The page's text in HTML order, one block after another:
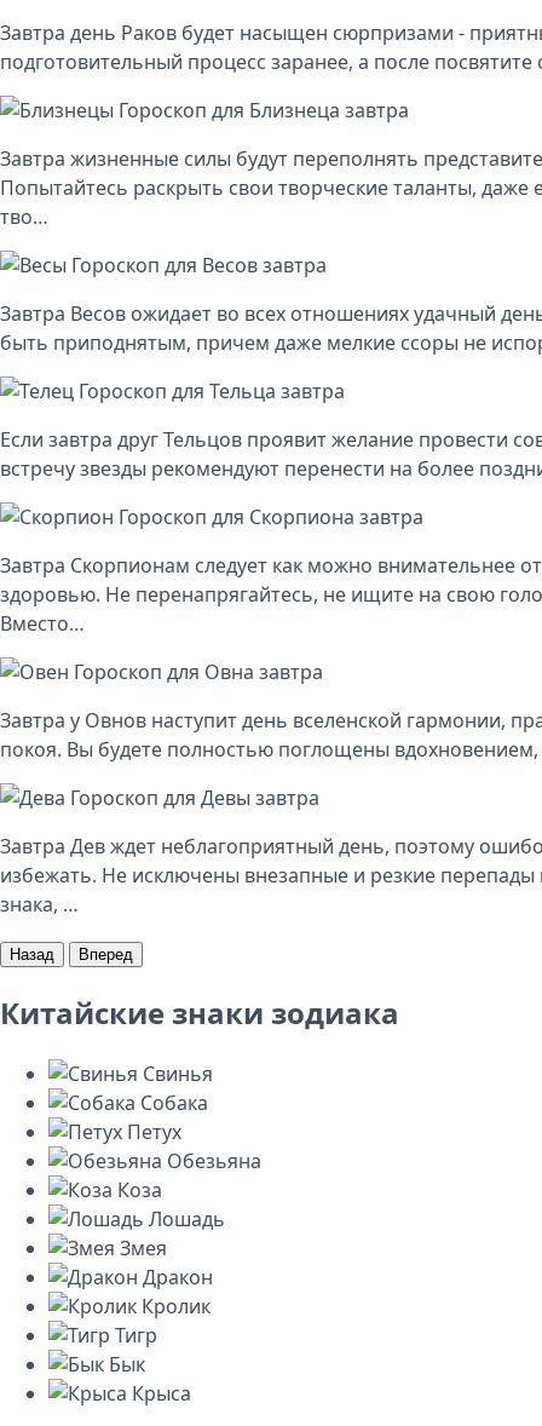
Завтра день Раков будет насыщен сюрпризами -
подготовительный процесс заранее, а после посвятите
Гороскоп для Близнеца завтра
Завтра жизненные силы будут переполнять
Попытайтесь раскрыть свои творческие таланты, даже
тво…
Гороскоп для Весов завтра
Завтра Весов ожидает во всех отношениях удачный
быть приподнятым, причем даже мелкие ссоры не
Гороскоп для Тельца завтра
Если завтра друг Тельцов проявит желание провести
встречу звезды рекомендуют перенести на более
Гороскоп для Скорпиона завтра
Завтра Скорпионам следует как можно внимательнее
здоровью. Не перенапрягайтесь, не ищите на свою
Вместо…
Гороскоп для Овна завтра
Завтра у Овнов наступит день вселенской гармонии,
покоя. Вы будете полностью поглощены
Гороскоп для Девы завтра
Завтра Дев ждет неблагоприятный день, поэтому
избежать. Не исключены внезапные и резкие
знака, …
Назад Вперед
Китайские знаки зодиака
Свинья
Собака
Петух
Обезьяна
Коза
Лошадь
Змея
Дракон
Кролик
Тигр
Бык
Крыса